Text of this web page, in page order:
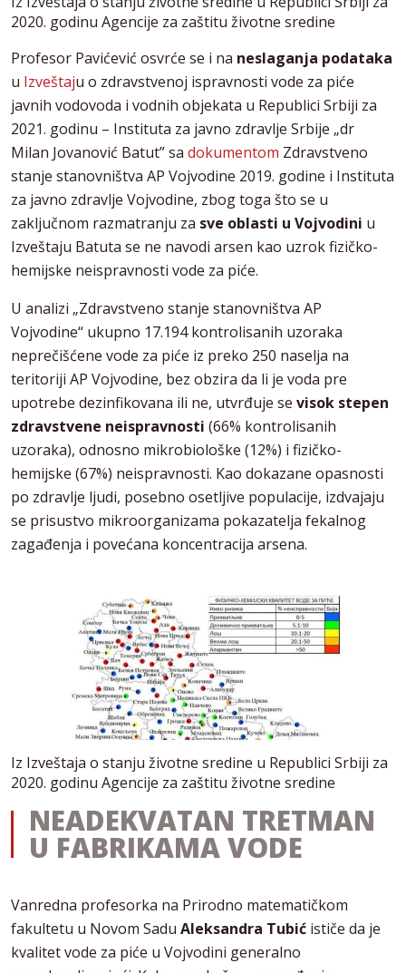
2020. godinu Agencije za zaštitu životne sredine
Profesor Pavićević osvrće se i na neslaganja podataka
u Izveštaju o zdravstvenoj ispravnosti vode za piće
javnih vodovoda i vodnih objekata u Republici Srbiji za
2021. godinu – Instituta za javno zdravlje Srbije „dr
Milan Jovanović Batut” sa dokumentom Zdravstveno
stanje stanovništva AP Vojvodine 2019. godine i Instituta
za javno zdravlje Vojvodine, zbog toga što se u
zaključnom razmatranju za sve oblasti u Vojvodini u
Izveštaju Batuta se ne navodi arsen kao uzrok fizičko-
hemijske neispravnosti vode za piće.
U analizi „Zdravstveno stanje stanovništva AP
Vojvodine“ ukupno 17.194 kontrolisanih uzoraka
neprečišćene vode za piće iz preko 250 naselja na
teritoriji AP Vojvodine, bez obzira da li je voda pre
upotrebe dezinfikovana ili ne, utvrđuje se visok stepen
zdravstvene neispravnosti (66% kontrolisanih
uzoraka), odnosno mikrobiološke (12%) i fizičko-
hemijske (67%) neispravnosti. Kao dokazane opasnosti
po zdravlje ljudi, posebno osetljive populacije, izdvajaju
se prisustvo mikroorganizama pokazatelja fekalnog
zagađenja i povećana koncentracija arsena.
Iz Izveštaja o stanju životne sredine u Republici Srbiji za
2020. godinu Agencije za zaštitu životne sredine
NEADEKVATAN TRETMAN
U FABRIKAMA VODE
Vanredna profesorka na Prirodno matematičkom
fakultetu u Novom Sadu Aleksandra Tubić ističe da je
kvalitet vode za piće u Vojvodini generalno